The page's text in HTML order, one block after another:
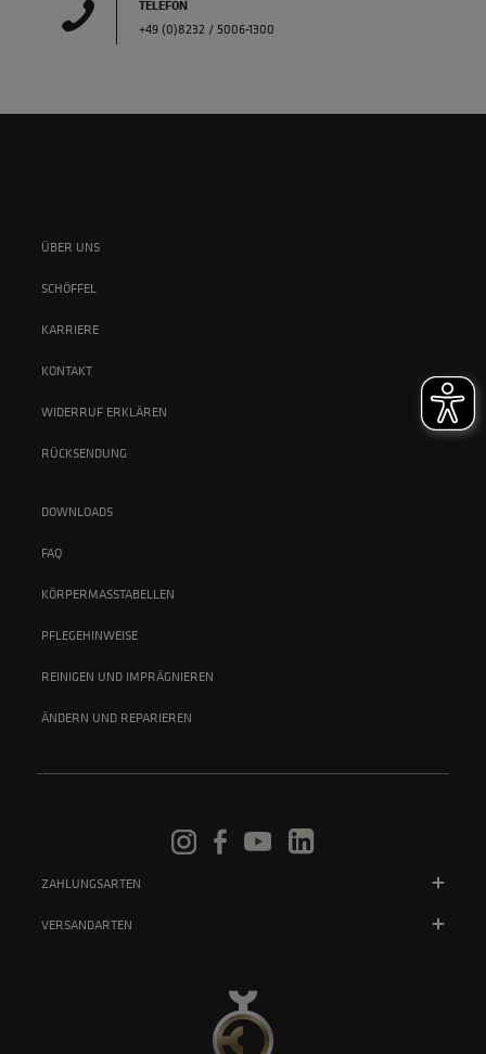
TELEFON
+49 (0)8232 / 5006-1300
ÜBER UNS
SCHÖFFEL
KARRIERE
KONTAKT
WIDERRUF ERKLÄREN
RÜCKSENDUNG
DOWNLOADS
FAQ
KÖRPERMASSTABELLEN
PFLEGEHINWEISE
REINIGEN UND IMPRÄGNIEREN
ÄNDERN UND REPARIEREN
ZAHLUNGSARTEN
VERSANDARTEN